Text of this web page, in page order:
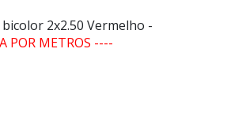
bicolor 2x2.50 Vermelho -
POR METROS ----